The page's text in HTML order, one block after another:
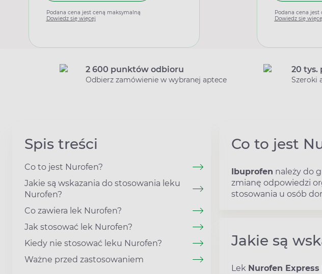
Podana cena jest ceną maksymalną
Dowiedz się więcej
Podana cena jest
Dowiedz się
2 600 punktów odbioru
Odbierz zamówienie w wybranej aptece
20 tys.
Szeroki
Spis treści
Co to jest Nurofen?
Jakie są wskazania do stosowania leku
Nurofen?
Co zawiera lek Nurofen?
Jak stosować lek Nurofen?
Kiedy nie stosować leku Nurofen?
Ważne przed zastosowaniem
Co to jest
Ibuprofen należy do
zmianę odpowiedzi
stosowania u osób
Jakie są
Lek Nurofen